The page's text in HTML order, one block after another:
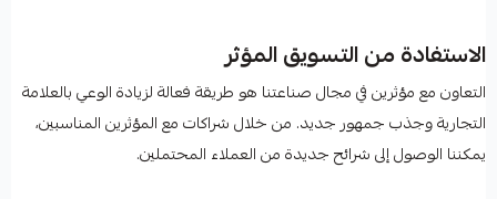
الاستفادة من التسويق المؤثر
التعاون مع مؤثرين في مجال صناعتنا هو طريقة فعالة لزيادة الوعي بالعلامة
التجارية وجذب جمهور جديد. من خلال شراكات مع المؤثرين المناسبين،
يمكننا الوصول إلى شرائح جديدة من العملاء المحتملين.